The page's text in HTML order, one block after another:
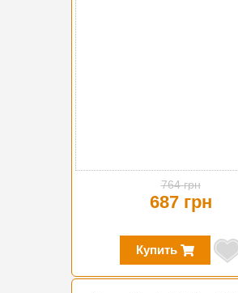
764 грн
687 грн
Купить